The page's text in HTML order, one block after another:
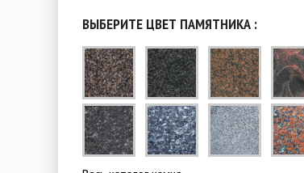
ВЫБЕРИТЕ ЦВЕТ ПАМЯТНИКА :